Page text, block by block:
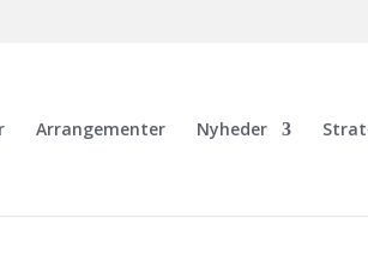
Arrangementer Nyheder